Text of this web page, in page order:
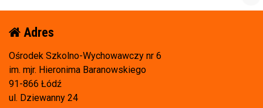
Adres
Ośrodek Szkolno-Wychowawczy nr 6
im. mjr. Hieronima Baranowskiego
91-866 Łódź
ul. Dziewanny 24